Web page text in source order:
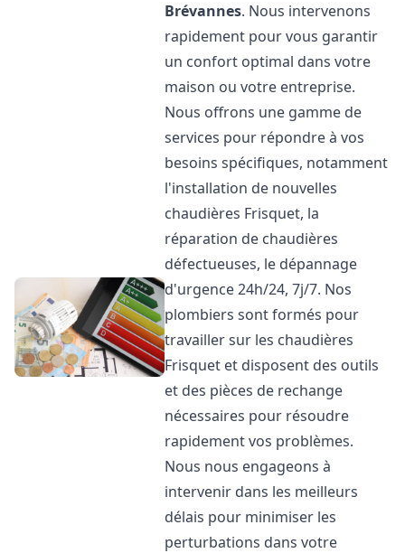
Brévannes. Nous intervenons
rapidement pour vous garantir
un confort optimal dans votre
maison ou votre entreprise.
Nous offrons une gamme de
services pour répondre à vos
besoins spécifiques, notamment
l'installation de nouvelles
chaudières Frisquet, la
réparation de chaudières
défectueuses, le dépannage
d'urgence 24h/24, 7j/7. Nos
plombiers sont formés pour
travailler sur les chaudières
Frisquet et disposent des outils
et des pièces de rechange
nécessaires pour résoudre
rapidement vos problèmes.
Nous nous engageons à
intervenir dans les meilleurs
délais pour minimiser les
perturbations dans votre